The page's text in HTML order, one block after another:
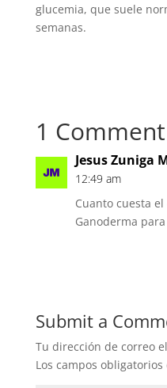
glucemia, que suele
semanas.
1 Comment
Jesus Zuniga
12:49 am
Cuanto cuesta
Ganoderma
Submit a
Tu dirección de correo
Los campos